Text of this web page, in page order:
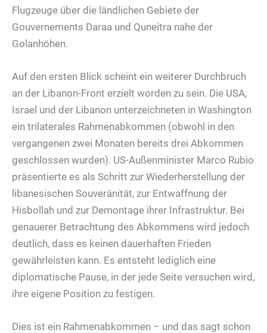
Flugzeuge über die ländlichen Gebiete der
Gouvernements Daraa und Quneitra nahe der
Golanhöhen.
Auf den ersten Blick scheint ein weiterer Durchbruch
an der Libanon-Front erzielt worden zu sein. Die USA,
Israel und der Libanon unterzeichneten in Washington
ein trilaterales Rahmenabkommen (obwohl in den
vergangenen zwei Monaten bereits drei Abkommen
geschlossen wurden). US-Außenminister Marco Rubio
präsentierte es als Schritt zur Wiederherstellung der
libanesischen Souveränität, zur Entwaffnung der
Hisbollah und zur Demontage ihrer Infrastruktur. Bei
genauerer Betrachtung des Abkommens wird jedoch
deutlich, dass es keinen dauerhaften Frieden
gewährleisten kann. Es entsteht lediglich eine
diplomatische Pause, in der jede Seite versuchen wird,
ihre eigene Position zu festigen.
Dies ist ein Rahmenabkommen – und das sagt schon